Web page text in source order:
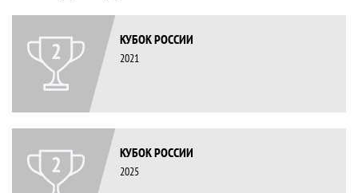
2 КУБОК РОССИИ
2021
2 КУБОК РОССИИ
2025